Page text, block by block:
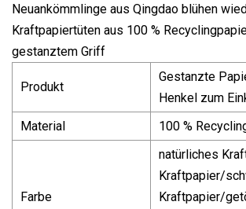
Neuankömmlinge aus Qingdao blühen
Kraftpapiertüten aus 100 %
gestanztem Griff
Produkt
Gestanzte
Henkel zum
Material
100 %
Farbe
natürliches
Kraftpapier/
Kraftpapier/